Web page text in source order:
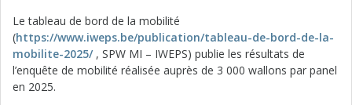
Le tableau de bord de la mobilité
(https://www.iweps.be/publication/tableau-de-bord-de-la-
mobilite-2025/, SPW MI – IWEPS) publie les résultats de
l’enquête de mobilité réalisée auprès de 3 000 wallons par panel
en 2025.